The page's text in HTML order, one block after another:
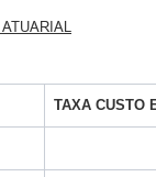
ATUARIAL
TAXA CUSTO